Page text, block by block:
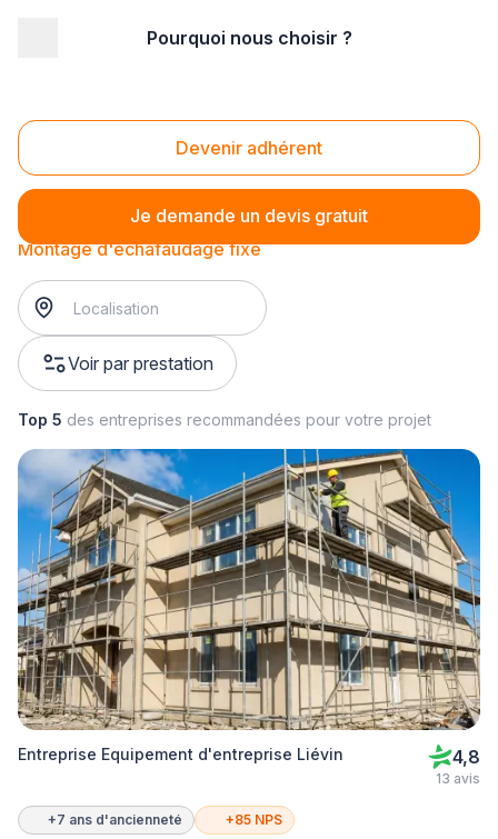
Pourquoi nous choisir ?
Devenir adhérent
Je demande un devis gratuit
Montage d'échafaudage fixe
Montage d'échafaudage fixe
Voir par prestation
Top 5 des entreprises recommandées pour votre projet
Entreprise Equipement d'entreprise Liévin 4,8
13 avis
+7 ans d'ancienneté +85 NPS